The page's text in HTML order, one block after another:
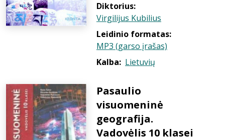
Diktorius:
Virgilijus Kubilius
Leidinio formatas:
MP3 (garso įrašas)
Kalba: Lietuvių
Pasaulio
visuomeninė
geografija.
Vadovėlis 10 klasei